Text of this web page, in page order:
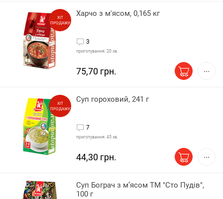
ХІТ
ПРОДАЖУ
Харчо з м'ясом, 0,165 кг
3
приготування: 20 хв.
75,70 грн.
ХІТ
ПРОДАЖУ
Суп гороховий, 241 г
7
приготування: 45 хв.
44,30 грн.
Суп Бограч з м’ясом ТМ "Сто Пудів",
100 г